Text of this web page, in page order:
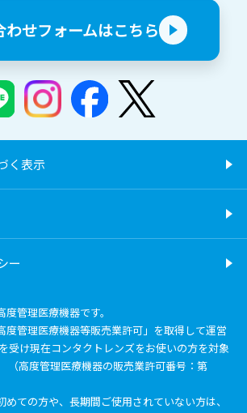
わせフォームはこちら
く表示
ー
管理医療機器です。
度管理医療機器等販売業許可」を取得して運営
受け現在コンタクトレンズをお使いの方を対象
（高度管理医療機器の販売業許可番号：第
めての方や、長期間ご使用されていない方は、